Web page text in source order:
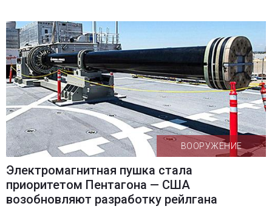
ВООРУЖЕНИЕ
Электромагнитная пушка стала
приоритетом Пентагона — США
возобновляют разработку рейлгана